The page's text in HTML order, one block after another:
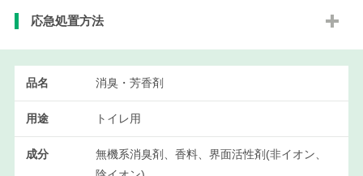
応急処置方法
品名 消臭・芳香剤
用途 トイレ用
成分
無機系消臭剤、香料、界面活性剤(非イオン、